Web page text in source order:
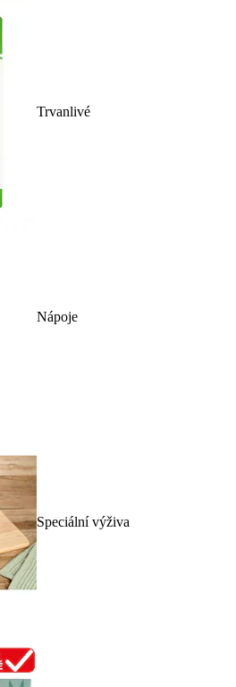
Trvanlivé
Nápoje
Speciální výživa